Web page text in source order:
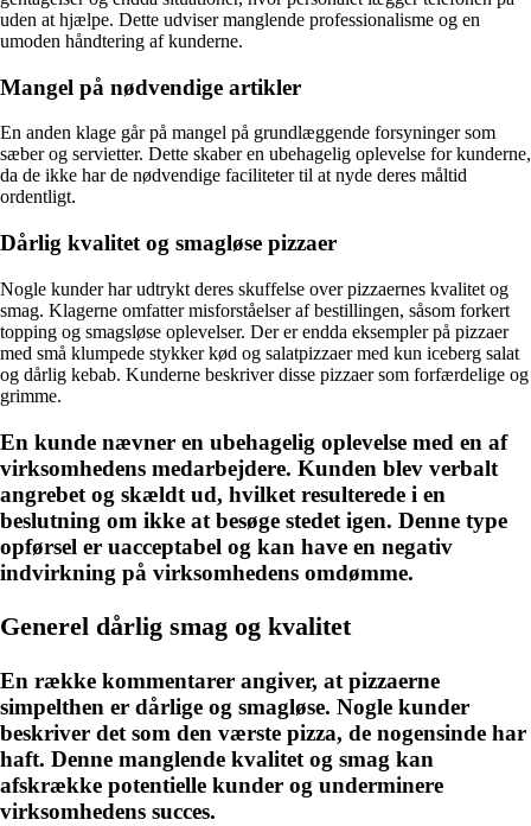
uden at hjælpe. Dette udviser manglende professionalisme og en
umoden håndtering af kunderne.
Mangel på nødvendige artikler
En anden klage går på mangel på grundlæggende forsyninger som
sæber og servietter. Dette skaber en ubehagelig oplevelse for kunderne,
da de ikke har de nødvendige faciliteter til at nyde deres måltid
ordentligt.
Dårlig kvalitet og smagløse pizzaer
Nogle kunder har udtrykt deres skuffelse over pizzaernes kvalitet og
smag. Klagerne omfatter misforståelser af bestillingen, såsom forkert
topping og smagsløse oplevelser. Der er endda eksempler på pizzaer
med små klumpede stykker kød og salatpizzaer med kun iceberg salat
og dårlig kebab. Kunderne beskriver disse pizzaer som forfærdelige og
grimme.
En kunde nævner en ubehagelig oplevelse med en af ​​
virksomhedens medarbejdere. Kunden blev verbalt
angrebet og skældt ud, hvilket resulterede i en
beslutning om ikke at besøge stedet igen. Denne type
opførsel er uacceptabel og kan have en negativ
indvirkning på virksomhedens omdømme.
Generel dårlig smag og kvalitet
En række kommentarer angiver, at pizzaerne
simpelthen er dårlige og smagløse. Nogle kunder
beskriver det som den værste pizza, de nogensinde har
haft. Denne manglende kvalitet og smag kan
afskrække potentielle kunder og underminere
virksomhedens succes.